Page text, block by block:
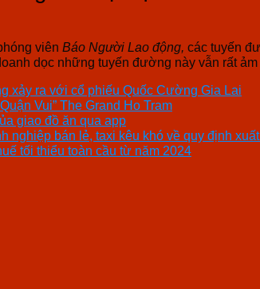
viên Báo Người Lao động, các tuyến
dọc những tuyến đường này vẫn rất
xảy ra với cổ phiếu Quốc Cường Gia Lai
Vui” The Grand Ho Tram
giao đồ ăn qua app
nghiệp bán lẻ, taxi kêu khó về quy định
tối thiểu toàn cầu từ năm 2024